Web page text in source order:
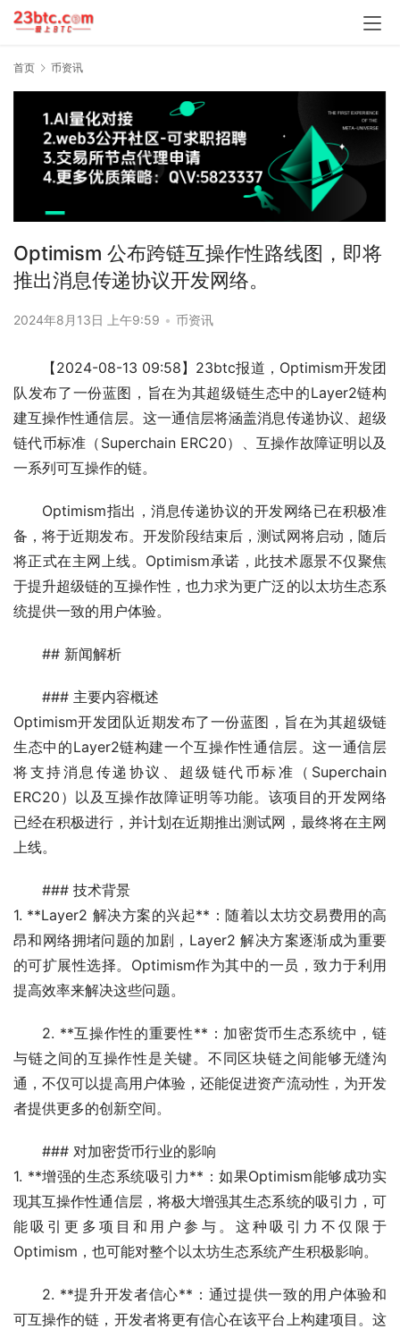
首页 币资讯
Optimism 公布跨链互操作性路线图，即将
推出消息传递协议开发网络。
2024年8月13日 上午9:59 • 币资讯
【2024-08-13 09:58】23btc报道，Optimism开发团
队发布了一份蓝图，旨在为其超级链生态中的Layer2链构
建互操作性通信层。这一通信层将涵盖消息传递协议、超级
链代币标准（Superchain ERC20）、互操作故障证明以及
一系列可互操作的链。
Optimism指出，消息传递协议的开发网络已在积极准
备，将于近期发布。开发阶段结束后，测试网将启动，随后
将正式在主网上线。Optimism承诺，此技术愿景不仅聚焦
于提升超级链的互操作性，也力求为更广泛的以太坊生态系
统提供一致的用户体验。
## 新闻解析
### 主要内容概述
Optimism开发团队近期发布了一份蓝图，旨在为其超级链
生态中的Layer2链构建一个互操作性通信层。这一通信层
将支持消息传递协议、超级链代币标准（Superchain
ERC20）以及互操作故障证明等功能。该项目的开发网络
已经在积极进行，并计划在近期推出测试网，最终将在主网
上线。
### 技术背景
1. **Layer2 解决方案的兴起**：随着以太坊交易费用的高
昂和网络拥堵问题的加剧，Layer2 解决方案逐渐成为重要
的可扩展性选择。Optimism作为其中的一员，致力于利用
提高效率来解决这些问题。
2. **互操作性的重要性**：加密货币生态系统中，链
与链之间的互操作性是关键。不同区块链之间能够无缝沟
通，不仅可以提高用户体验，还能促进资产流动性，为开发
者提供更多的创新空间。
### 对加密货币行业的影响
1. **增强的生态系统吸引力**：如果Optimism能够成功实
现其互操作性通信层，将极大增强其生态系统的吸引力，可
能吸引更多项目和用户参与。这种吸引力不仅限于
Optimism，也可能对整个以太坊生态系统产生积极影响。
2. **提升开发者信心**：通过提供一致的用户体验和
可互操作的链，开发者将更有信心在该平台上构建项目。这